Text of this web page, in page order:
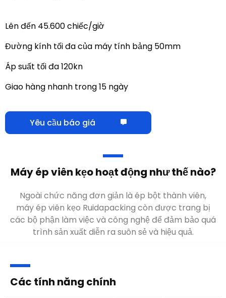
Lên đến 45.600 chiếc/giờ
Đường kính tối đa của máy tính bảng 50mm
Áp suất tối đa 120kn
Giao hàng nhanh trong 15 ngày
Yêu cầu báo giá
Máy ép viên kẹo hoạt động như thế nào?
Ngoài chức năng đơn giản là ép bột thành viên,
máy ép viên kẹo Ruidapacking còn được trang bị
các bộ phận làm việc và công nghệ để đảm bảo quá
trình sản xuất diễn ra suôn sẻ và hiệu quả.
Các tính năng chính